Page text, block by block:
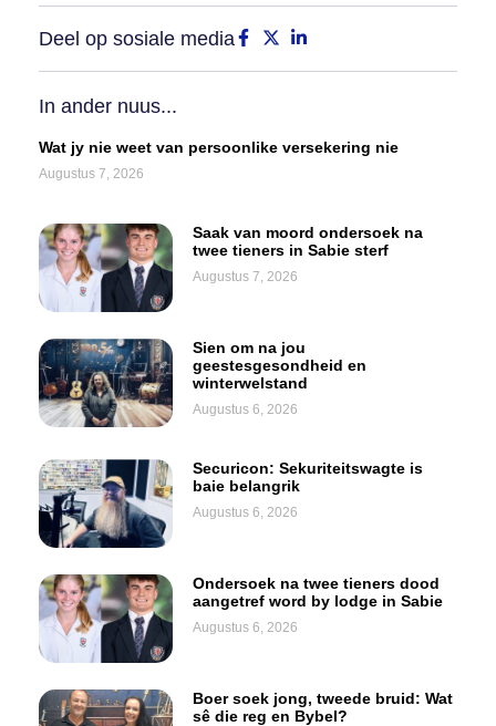
Deel op sosiale media
In ander nuus...
Wat jy nie weet van persoonlike versekering nie
Augustus 7, 2026
Saak van moord ondersoek na
twee tieners in Sabie sterf
Augustus 7, 2026
Sien om na jou
geestesgesondheid en
winterwelstand
Augustus 6, 2026
Securicon: Sekuriteitswagte is
baie belangrik
Augustus 6, 2026
Ondersoek na twee tieners dood
aangetref word by lodge in Sabie
Augustus 6, 2026
Boer soek jong, tweede bruid: Wat
sê die reg en Bybel?